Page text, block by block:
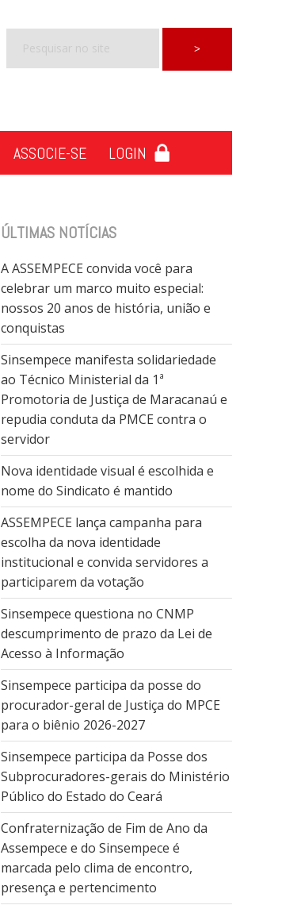
ASSOCIE-SE LOGIN
ÚLTIMAS NOTÍCIAS
A ASSEMPECE convida você para
celebrar um marco muito especial:
nossos 20 anos de história, união e
conquistas
Sinsempece manifesta solidariedade
ao Técnico Ministerial da 1ª
Promotoria de Justiça de Maracanaú e
repudia conduta da PMCE contra o
servidor
Nova identidade visual é escolhida e
nome do Sindicato é mantido
ASSEMPECE lança campanha para
escolha da nova identidade
institucional e convida servidores a
participarem da votação
Sinsempece questiona no CNMP
descumprimento de prazo da Lei de
Acesso à Informação
Sinsempece participa da posse do
procurador-geral de Justiça do MPCE
para o biênio 2026-2027
Sinsempece participa da Posse dos
Subprocuradores-gerais do Ministério
Público do Estado do Ceará
Confraternização de Fim de Ano da
Assempece e do Sinsempece é
marcada pelo clima de encontro,
presença e pertencimento